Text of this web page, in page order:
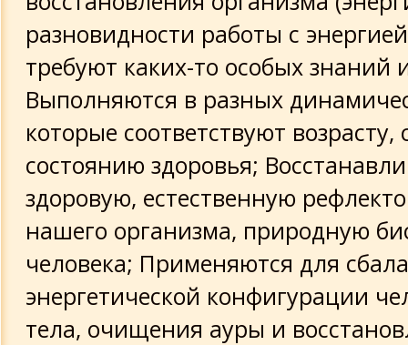
разновидности работы с
требуют каких-то особых знаний
Выполняются в разных
которые соответствуют возрасту,
состоянию здоровья;
здоровую, естественную
нашего организма, природную
человека; Применяются для
энергетической конфигурации
тела, очищения ауры и